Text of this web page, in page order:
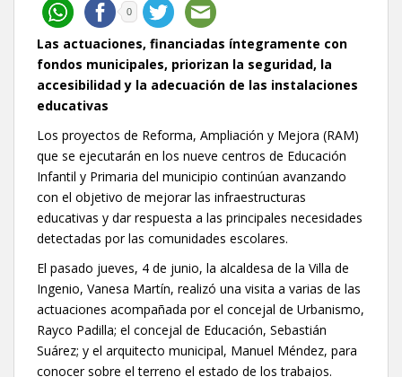
0
Las actuaciones, financiadas íntegramente con
fondos municipales, priorizan la seguridad, la
accesibilidad y la adecuación de las instalaciones
educativas
Los proyectos de Reforma, Ampliación y Mejora (RAM)
que se ejecutarán en los nueve centros de Educación
Infantil y Primaria del municipio continúan avanzando
con el objetivo de mejorar las infraestructuras
educativas y dar respuesta a las principales necesidades
detectadas por las comunidades escolares.
El pasado jueves, 4 de junio, la alcaldesa de la Villa de
Ingenio, Vanesa Martín, realizó una visita a varias de las
actuaciones acompañada por el concejal de Urbanismo,
Rayco Padilla; el concejal de Educación, Sebastián
Suárez; y el arquitecto municipal, Manuel Méndez, para
conocer sobre el terreno el estado de los trabajos.